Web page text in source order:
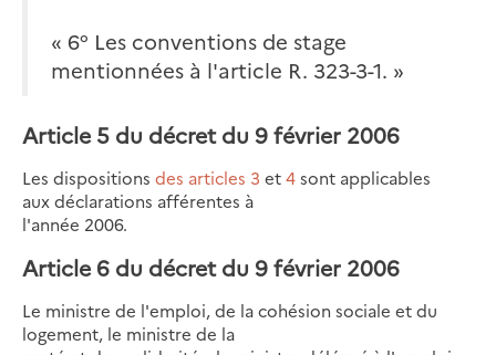
« 6° Les conventions de stage
mentionnées à l'article R. 323-3-1. »
Article 5 du décret du 9 février 2006
Les dispositions des articles 3 et4sont applicables
aux déclarations afférentes à
l'année 2006.
Article 6 du décret du 9 février 2006
Le ministre de l'emploi, de la cohésion sociale et du
logement, le ministre de la